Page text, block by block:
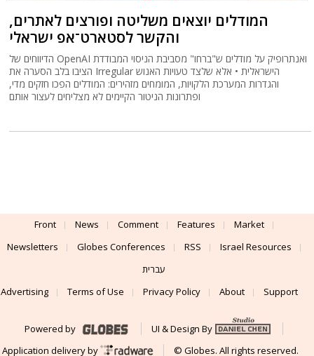
המודלים יוצאים משליטה ופורצים לאתרים,
והקשר לסטארט־אפ ישראלי
הדיווחים של OpenAI ואנתרופיק על מודלים ש"ברחו" מסביבת הניסוי המבודדת
הציבו בלב הסערה את Irregular הישראלית • אלא שלצד טעויות האנוש
והגדרות המערכת הלקויות, המומחים מזהירים: המודלים הפכו חזקים מדי,
ופתרונות הניטור הקיימים לא מצליחים לעצור אותם
Front News Comment Features
Market
Newsletters
Globes Conferences RSS
Israel Resources
עברית
Advertising
Terms of Use Privacy Policy About Support
Powered by
UI & Design By
Application delivery by
© Globes. All rights reserved.